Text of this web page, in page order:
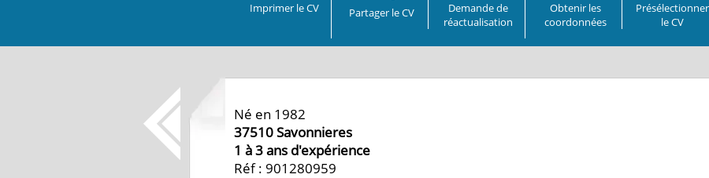
Imprimer le CV Partager le CV
Demande de
réactualisation
Obtenir les
coordonnées
Présélectionner
le CV
Né en 1982
37510Savonnieres
1 à 3 ans d'expérience
Réf : 901280959